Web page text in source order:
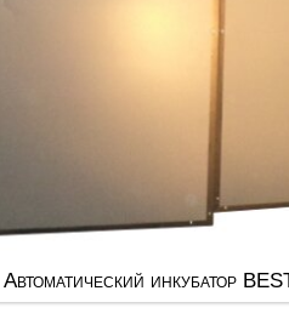
Автоматический инкубатор